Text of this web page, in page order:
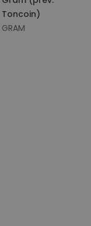
Toncoin)
GRAM